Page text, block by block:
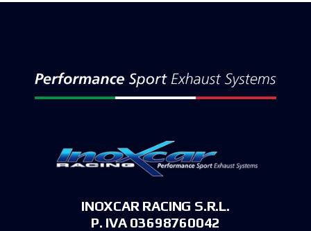
INOXCAR RACING S.R.L.
P. IVA 03698760042